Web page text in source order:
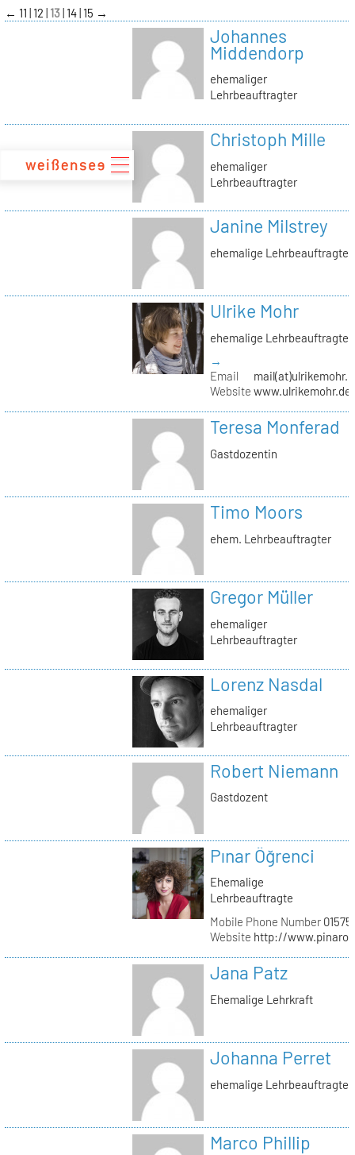
zum
Inhalt
← 11 12 13 14 15 →
Johannes
Middendorp
ehemaliger
Lehrbeauftragter
Christoph Mille
ehemaliger
Lehrbeauftragter
Janine Milstrey
ehemalige Lehrbeauftragte
Ulrike Mohr
ehemalige Lehrbeauftragte
→
Email
Website www.ulrikemohr.de
Teresa Monferad
Gastdozentin
Timo Moors
ehem. Lehrbeauftragter
Gregor Müller
ehemaliger
Lehrbeauftragter
Lorenz Nasdal
ehemaliger
Lehrbeauftragter
Robert Niemann
Gastdozent
Pınar Öğrenci
Ehemalige
Lehrbeauftragte
Mobile Phone Number
Website http://
Jana Patz
Ehemalige Lehrkraft
Johanna Perret
ehemalige Lehrbeauftragte
Marco Phillip